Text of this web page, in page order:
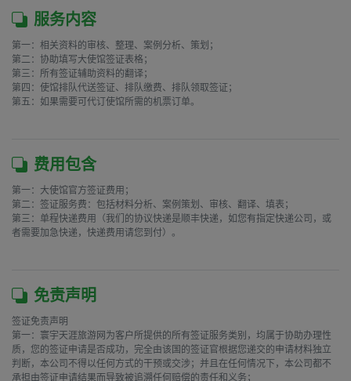
服务内容
第一：相关资料的审核、整理、案例分析、策划；
第二：协助填写大使馆签证表格；
第三：所有签证辅助资料的翻译；
第四：使馆排队代送签证、排队缴费、排队领取签证；
第五：如果需要可代订使馆所需的机票订单。
费用包含
第一：大使馆官方签证费用；
第二：签证服务费：包括材料分析、案例策划、审核、翻译、填表；
第三：单程快递费用（我们的协议快递是顺丰快递，如您有指定快递公司，或
者需要加急快递，快递费用请您到付）。
免责声明
签证免责声明
第一：寰宇天涯旅游网为客户所提供的所有签证服务类别，均属于协助办理性
质，您的签证申请是否成功，完全由该国的签证官根据您递交的申请材料独立
判断，本公司不得以任何方式的干预或交涉；并且在任何情况下，本公司都不
承担由签证申请结果而导致被追溯任何赔偿的责任和义务；